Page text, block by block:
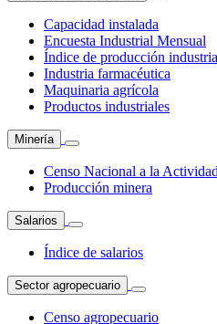
Capacidad instalada
Encuesta Industrial Mensual
Índice de producción
Industria farmacéutica
Maquinaria agrícola
Productos industriales
Minería
Censo Nacional a la
Producción minera
Salarios
Índice de salarios
Sector agropecuario
Censo agropecuario